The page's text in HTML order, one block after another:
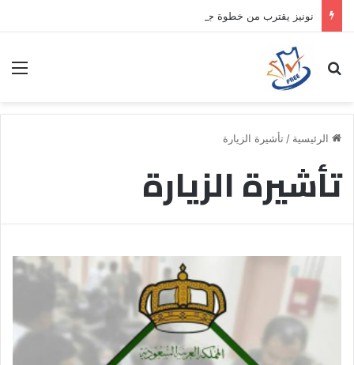
نونيز يقترب من خطوة جديدة بموافقة الهلال
بحث عن
الرئيسية / تأشيرة الزيارة
تأشيرة الزيارة